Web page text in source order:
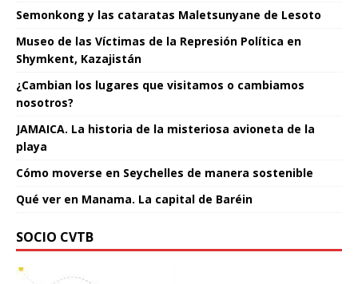
Semonkong y las cataratas Maletsunyane de Lesoto
Museo de las Víctimas de la Represión Política en
Shymkent, Kazajistán
¿Cambian los lugares que visitamos o cambiamos
nosotros?
JAMAICA. La historia de la misteriosa avioneta de la
playa
Cómo moverse en Seychelles de manera sostenible
Qué ver en Manama. La capital de Baréin
SOCIO CVTB